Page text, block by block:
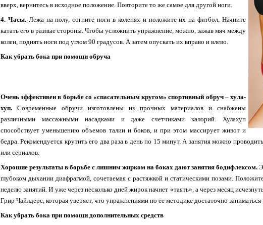
вверх, вернитесь в исходное положение. Повторите то же самое для другой ноги.
4. Часы.Лежа на полу, согните ноги в коленях и положите их на фитбол. Начните
катать его в разные стороны. Чтобы усложнить упражнение, можно, зажав мяч между
колен, поднять ноги под углом 90 градусов. А затем опускать их вправо и влево.
Как убрать бока при помощи обруча
Очень эффективен в борьбе со «спасательным кругом» спортивный обруч – хула-
хуп. Современные обручи изготовлены из прочных материалов и снабжены
различными массажными насадками и даже счетчиками калорий. Хулахуп
способствует уменьшению объемов талии и боков, и при этом массирует живот и
бедра. Рекомендуется крутить его два раза в день по 15 минут. А занятия можно
или сериалов.
Хорошие результаты в борьбе с лишним жирком на боках дают занятия бодифлексом.
глубоком дыхании диафрагмой, сочетаемая с растяжкой и статическими позами.
неделю занятий. И уже через несколько дней жирок начнет «таять», а через месяц
Грир Чайлдерс, которая уверяет, что упражнениями по ее методике достаточно
Как убрать бока при помощи дополнительных средств